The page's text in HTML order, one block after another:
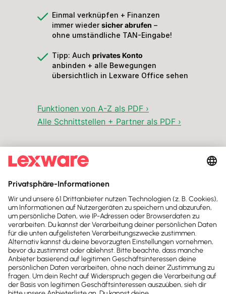
Einmal verknüpfen + Finanzen
immer wiedersicher abrufen –
ohne umständliche TAN-Eingabe!
Tipp: Auch privates Konto
anbinden + alle Bewegungen
übersichtlich in Lexware Office sehen
Funktionen von A-Z als PDF ›
Alle Schnittstellen + Partner als PDF ›
Finanzamt-Pflichten sind
schonerfüllt!
Denn alle Einnahmen +
Ausgaben
sind bereits in 1 System
Kassenbuch
Lohnabrechnung
Online-Banking
Umsatzsteuer